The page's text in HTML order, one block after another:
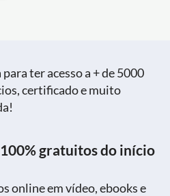
ter acesso a + de 5000
certificado e muito
gratuitos do início
online em vídeo, ebooks e